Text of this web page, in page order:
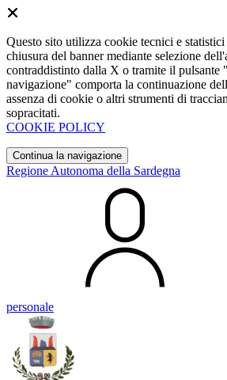
Questo sito utilizza cookie tecnici e
chiusura del banner mediante selezione
contraddistinto dalla X o tramite il pulsante
navigazione" comporta la continuazione
assenza di cookie o altri strumenti di
sopracitati.
COOKIE POLICY
Continua la navigazione
Regione Autonoma della Sardegna
personale